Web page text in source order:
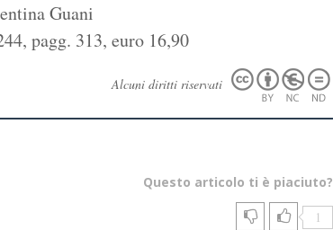
Guani
pagg. 313, euro 16,90
Alcuni diritti riservati
Questo articolo ti è piaciuto?
1